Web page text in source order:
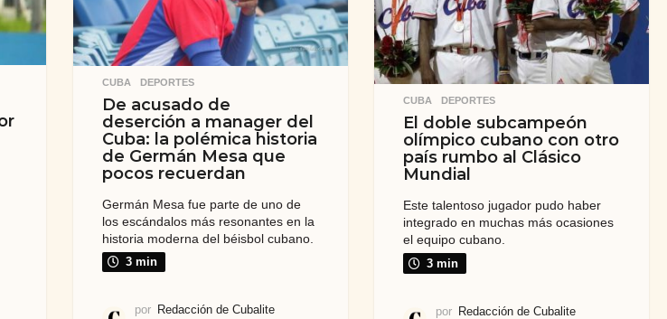
CUBA ,DEPORTES
De acusado de
deserción a manager del
Cuba: la polémica historia
de Germán Mesa que
pocos recuerdan
Germán Mesa fue parte de uno de
los escándalos más resonantes en la
historia moderna del béisbol cubano.
3 min
por Redacción de Cubalite
CUBA ,DEPORTES
El doble subcampeón
olímpico cubano con otro
país rumbo al Clásico
Mundial
Este talentoso jugador pudo haber
integrado en muchas más ocasiones
el equipo cubano.
3 min
por Redacción de Cubalite